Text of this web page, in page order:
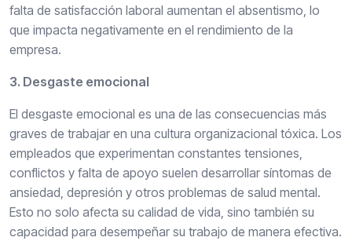
falta de satisfacción laboral aumentan el absentismo, lo
que impacta negativamente en el rendimiento de la
empresa.
3. Desgaste emocional
El desgaste emocional es una de las consecuencias más
graves de trabajar en una cultura organizacional tóxica. Los
empleados que experimentan constantes tensiones,
conflictos y falta de apoyo suelen desarrollar síntomas de
ansiedad, depresión y otros problemas de salud mental.
Esto no solo afecta su calidad de vida, sino también su
capacidad para desempeñar su trabajo de manera efectiva.